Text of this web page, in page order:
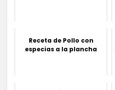
Receta de Pollo con
especias a la plancha